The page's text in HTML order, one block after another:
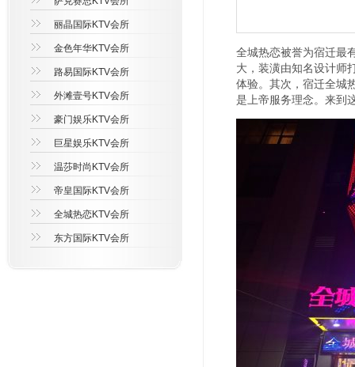
丽晶国际KTV会所
金色年华KTV会所
路易国际KTV会所
外滩壹号KTV会所
豪门娱乐KTV会所
巨星娱乐KTV会所
温莎时尚KTV会所
帝皇国际KTV会所
全城热恋KTV会所
东方国际KTV会所
全城热恋被誉为宿迁最
大，装潢由知名设计师
体验。其次，宿迁全城
是上帝服务理念。来到